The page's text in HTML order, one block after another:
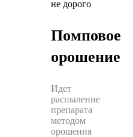
Помповое
орошение
Идет
распыление
препарата
методом
орошения